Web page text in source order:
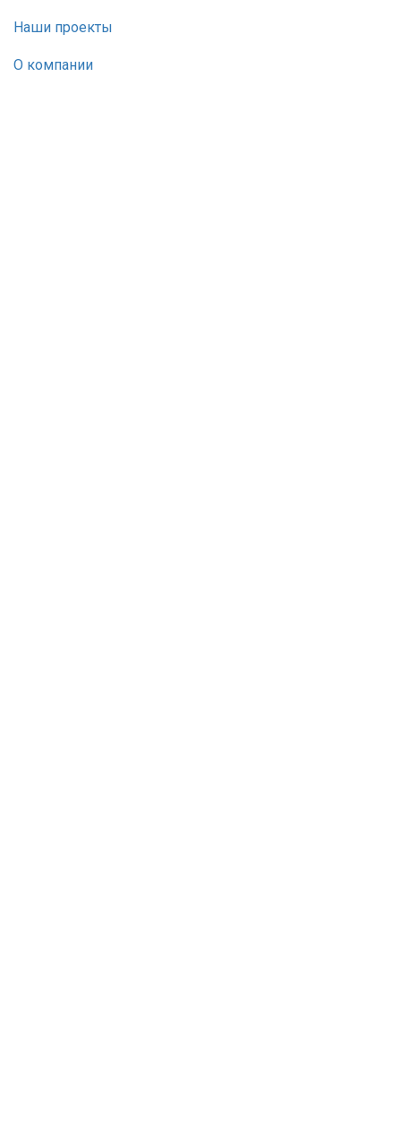
Наши проекты
О компании